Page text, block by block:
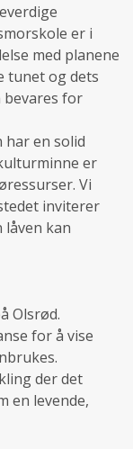
er i
med planene
tunet og dets
for
har en solid
er
Vi
inviterer
kan
Olsrød.
for å vise
der det
en levende,